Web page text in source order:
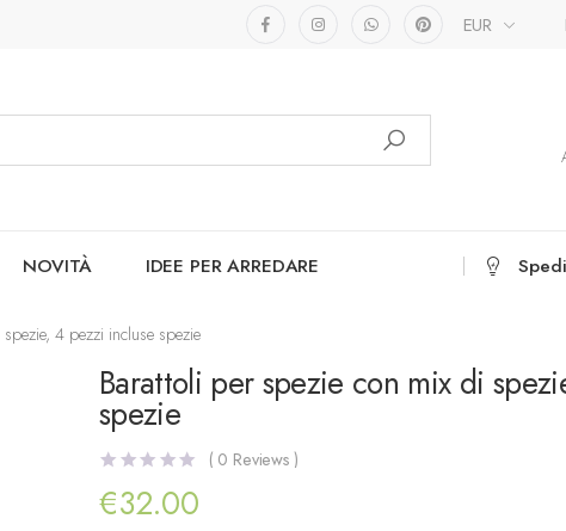
EUR
NOVITÀ IDEE PER ARREDARE
4 pezzi incluse spezie
Barattoli per spezie con mix di
spezie
( 0 Reviews )
€32.00